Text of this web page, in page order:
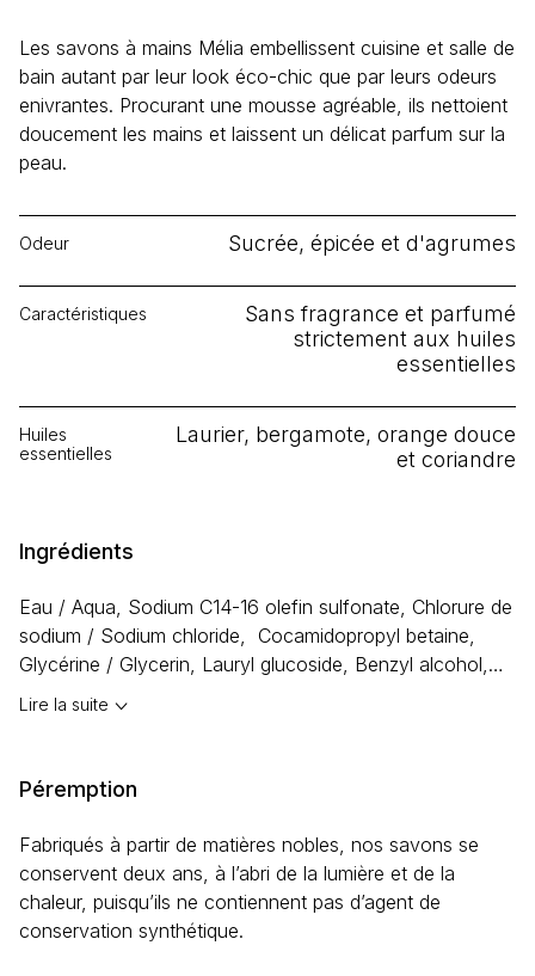
Les savons à mains Mélia embellissent cuisine et salle de
bain autant par leur look éco-chic que par leurs odeurs
enivrantes. Procurant une mousse agréable, ils nettoient
doucement les mains et laissent un délicat parfum sur la
peau.
Odeur Sucrée, épicée et d'agrumes
Caractéristiques
Sans fragrance et parfumé
strictement aux huiles
essentielles
Huiles
essentielles
Laurier, bergamote, orange douce
et coriandre
Ingrédients
Eau / Aqua, Sodium C14-16 olefin sulfonate, Chlorure de
sodium / Sodium chloride, Cocamidopropyl betaine,
Glycérine / Glycerin, Lauryl glucoside, Benzyl alcohol,
Lauryl hydroxysultaine, Lauramine oxide, Citric acid,
(Bergamote / Bergamot), Citrus sinensis (Orange douce
/ Sweet orange), Coriandrum sativum (Coriandre /
Coriander), Miel/Honey.
Lire la suite
Péremption
Fabriqués à partir de matières nobles, nos savons se
conservent deux ans, à l’abri de la lumière et de la
chaleur, puisqu’ils ne contiennent pas d’agent de
conservation synthétique.